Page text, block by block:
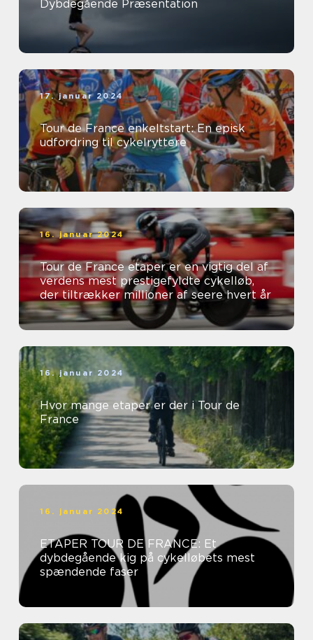
Dybdegående Præsentation
17. januar 2024
Tour de France enkeltstart: En episk
udfordring til cykelryttere
16. januar 2024
Tour de France etaper er en vigtig del af
verdens mest prestigefyldte cykelløb,
der tiltrækker millioner af seere hvert år
16. januar 2024
Hvor mange etaper er der i Tour de
France
16. januar 2024
ETAPER TOUR DE FRANCE: Et
dybdegående kig på cykelløbets mest
spændende faser